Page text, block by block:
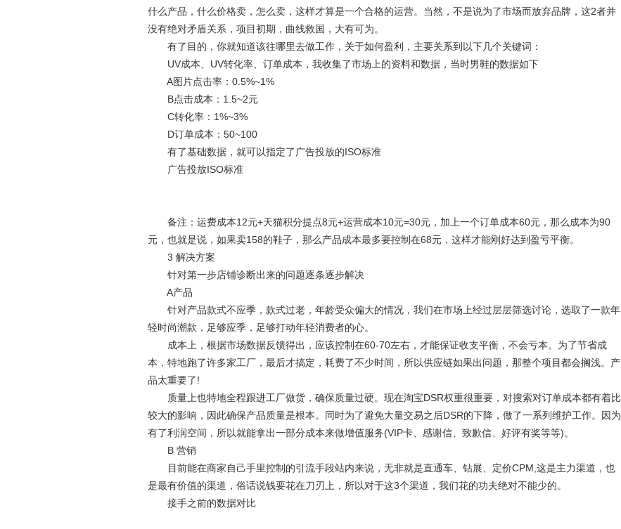
什么产品，什么价格卖，怎么卖，这样才算是一个合格的运营。当然，不是说为了市场而放弃品牌，这2者并
没有绝对矛盾关系，项目初期，曲线救国，大有可为。
有了目的，你就知道该往哪里去做工作，关于如何盈利，主要关系到以下几个关键词：
UV成本、UV转化率、订单成本，我收集了市场上的资料和数据，当时男鞋的数据如下
A图片点击率：0.5%~1%
B点击成本：1.5~2元
C转化率：1%~3%
D订单成本：50~100
有了基础数据，就可以指定了广告投放的ISO标准
广告投放ISO标准
备注：运费成本12元+天猫积分提点8元+运营成本10元=30元，加上一个订单成本60元，那么成本为90
元，也就是说，如果卖158的鞋子，那么产品成本最多要控制在68元，这样才能刚好达到盈亏平衡。
3 解决方案
针对第一步店铺诊断出来的问题逐条逐步解决
A产品
针对产品款式不应季，款式过老，年龄受众偏大的情况，我们在市场上经过层层筛选讨论，选取了一款年
轻时尚潮款，足够应季，足够打动年轻消费者的心。
成本上，根据市场数据反馈得出，应该控制在60-70左右，才能保证收支平衡，不会亏本。为了节省成
本，特地跑了许多家工厂，最后才搞定，耗费了不少时间，所以供应链如果出问题，那整个项目都会搁浅。产
品太重要了!
质量上也特地全程跟进工厂做货，确保质量过硬。现在淘宝DSR权重很重要，对搜索对订单成本都有着比
较大的影响，因此确保产品质量是根本。同时为了避免大量交易之后DSR的下降，做了一系列维护工作。因为
有了利润空间，所以就能拿出一部分成本来做增值服务(VIP卡、感谢信、致歉信、好评有奖等等)。
B 营销
目前能在商家自己手里控制的引流手段站内来说，无非就是直通车、钻展、定价CPM,这是主力渠道，也
是最有价值的渠道，俗话说钱要花在刀刃上，所以对于这3个渠道，我们花的功夫绝对不能少的。
接手之前的数据对比